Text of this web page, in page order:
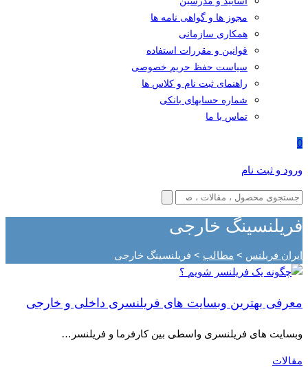
مجوز ها و گواهی نامه ها
همکاری سازمانی
قوانین و مقررات استفاده
سیاست حفظ حریم خصوصی
راهنمای ثبت نام و کلاس ها
شماره حسابهای بانکی
تماس با ما
0
ورود و ثبت نام
فریلنسینگ خارجی
ایران فریلنس > مطالب > فریلنسینگ خارجی
معرفی بهترین وبسایت های فریلنسری داخلی و خارجی
وبسایت های فریلنسری واسطی بین کارفرما و فریلنسر…
مقالات